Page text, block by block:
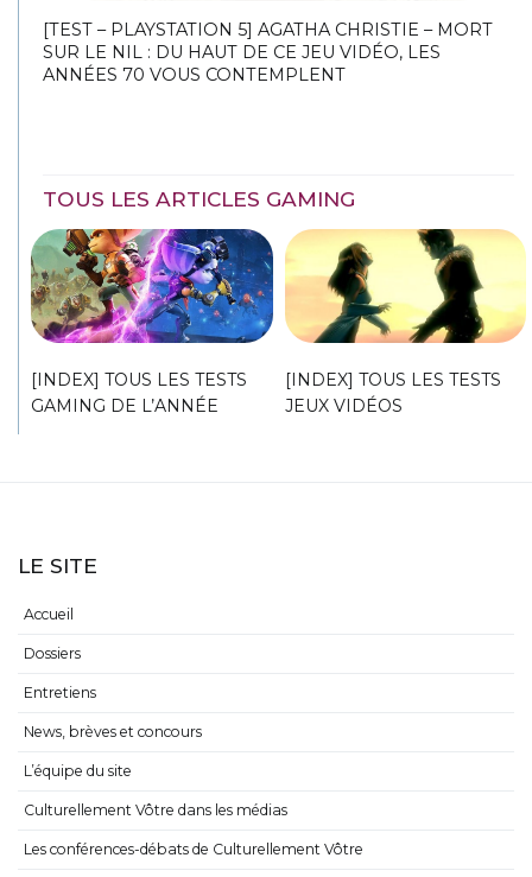
[TEST – PLAYSTATION 5] AGATHA CHRISTIE – MORT
SUR LE NIL : DU HAUT DE CE JEU VIDÉO, LES
ANNÉES 70 VOUS CONTEMPLENT
TOUS LES ARTICLES GAMING
[INDEX] TOUS LES TESTS
GAMING DE L’ANNÉE
[INDEX] TOUS LES TESTS
JEUX VIDÉOS
LE SITE
Accueil
Dossiers
Entretiens
News, brèves et concours
L’équipe du site
Culturellement Vôtre dans les médias
Les conférences-débats de Culturellement Vôtre